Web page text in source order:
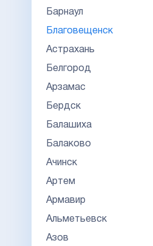
Барнаул
Благовещенск
Астрахань
Белгород
Арзамас
Бердск
Балашиха
Балаково
Ачинск
Артем
Армавир
Альметьевск
Азов